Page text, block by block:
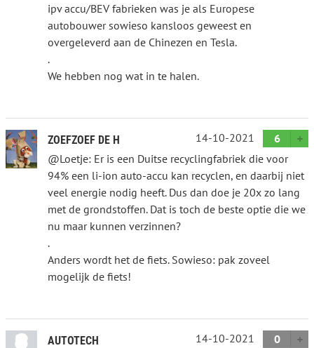
ipv accu/BEV fabrieken was je als Europese
autobouwer sowieso kansloos geweest en
overgeleverd aan de Chinezen en Tesla.
.
We hebben nog wat in te halen.
ZOEFZOEF DE H 14-10-2021
6
@Loetje: Er is een Duitse recyclingfabriek die voor
94% een li-ion auto-accu kan recyclen, en daarbij niet
veel energie nodig heeft. Dus dan doe je 20x zo lang
met de grondstoffen. Dat is toch de beste optie die we
nu maar kunnen verzinnen?
.
Anders wordt het de fiets. Sowieso: pak zoveel
mogelijk de fiets!
AUTOTECH 14-10-2021
0